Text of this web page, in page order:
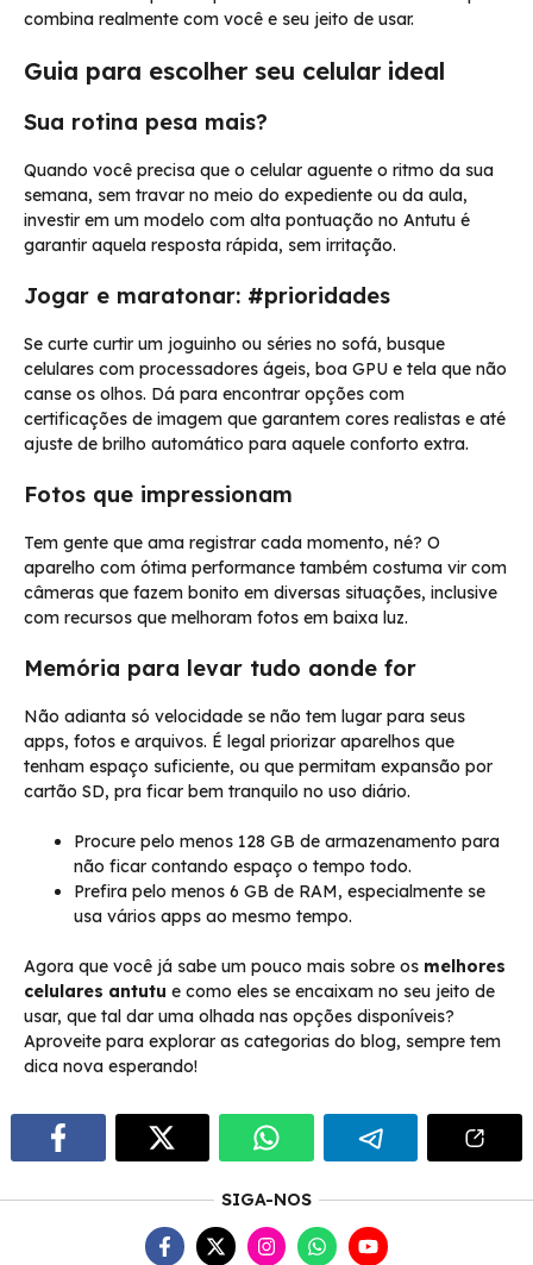
combina realmente com você e seu jeito de usar.
Guia para escolher seu celular ideal
Sua rotina pesa mais?
Quando você precisa que o celular aguente o ritmo da sua
semana, sem travar no meio do expediente ou da aula,
investir em um modelo com alta pontuação no Antutu é
garantir aquela resposta rápida, sem irritação.
Jogar e maratonar: #prioridades
Se curte curtir um joguinho ou séries no sofá, busque
celulares com processadores ágeis, boa GPU e tela que não
canse os olhos. Dá para encontrar opções com
certificações de imagem que garantem cores realistas e até
ajuste de brilho automático para aquele conforto extra.
Fotos que impressionam
Tem gente que ama registrar cada momento, né? O
aparelho com ótima performance também costuma vir com
câmeras que fazem bonito em diversas situações, inclusive
com recursos que melhoram fotos em baixa luz.
Memória para levar tudo aonde for
Não adianta só velocidade se não tem lugar para seus
apps, fotos e arquivos. É legal priorizar aparelhos que
tenham espaço suficiente, ou que permitam expansão por
cartão SD, pra ficar bem tranquilo no uso diário.
Procure pelo menos 128 GB de armazenamento para
não ficar contando espaço o tempo todo.
Prefira pelo menos 6 GB de RAM, especialmente se
usa vários apps ao mesmo tempo.
Agora que você já sabe um pouco mais sobre os melhores
celulares antutu e como eles se encaixam no seu jeito de
usar, que tal dar uma olhada nas opções disponíveis?
Aproveite para explorar as categorias do blog, sempre tem
dica nova esperando!
SIGA-NOS